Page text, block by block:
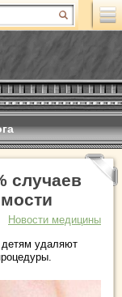
случаев
Новости медицины
детям удаляют